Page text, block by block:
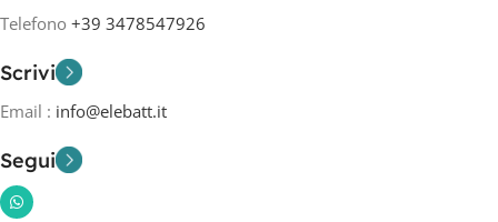
Telefono +39 3478547926
Scrivi
Email : info@elebatt.it
Segui